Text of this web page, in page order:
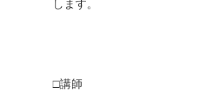
します。
□講師